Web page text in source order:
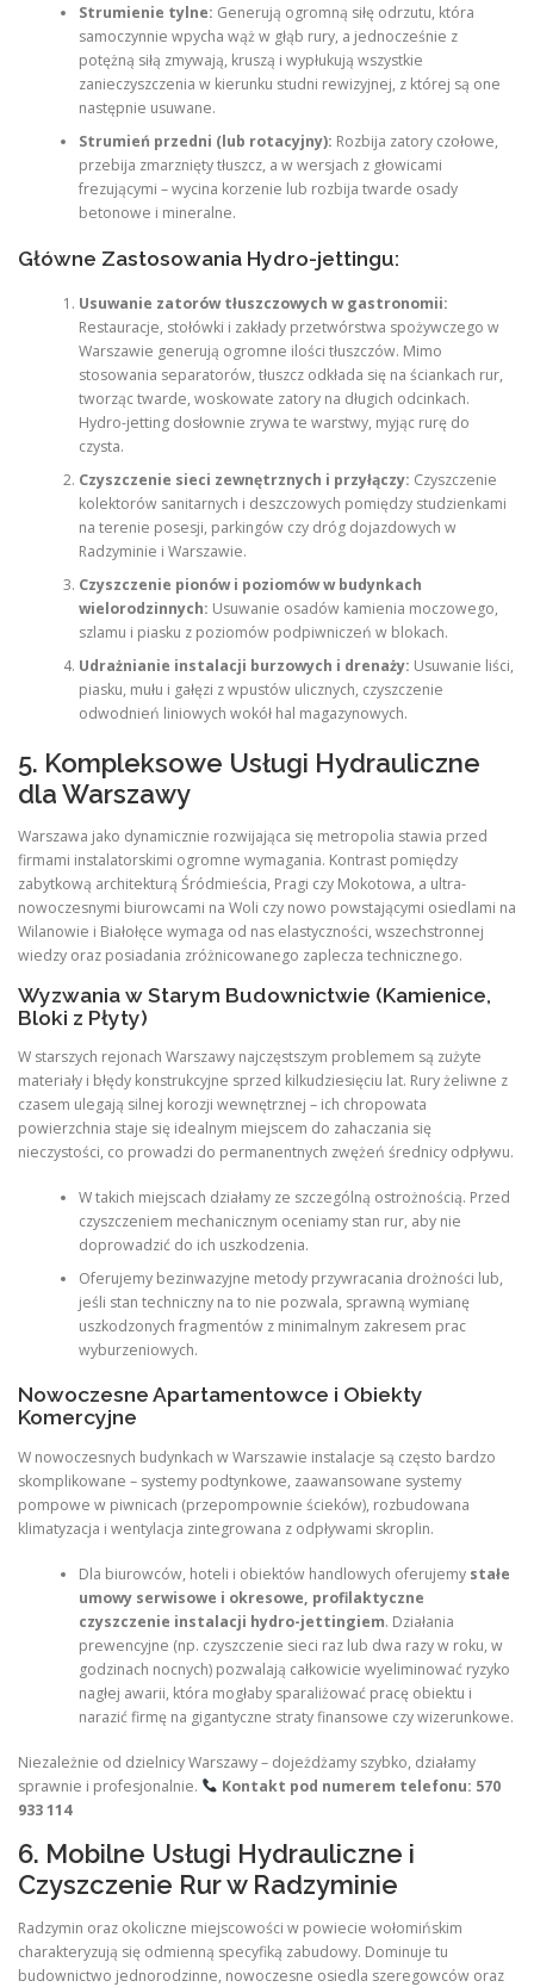
Strumienie tylne: Generują ogromną siłę odrzutu, która
samoczynnie wpycha wąż w głąb rury, a jednocześnie z
potężną siłą zmywają, kruszą i wypłukują wszystkie
zanieczyszczenia w kierunku studni rewizyjnej, z której są one
następnie usuwane.
Strumień przedni (lub rotacyjny): Rozbija zatory czołowe,
przebija zmarznięty tłuszcz, a w wersjach z głowicami
frezującymi – wycina korzenie lub rozbija twarde osady
betonowe i mineralne.
Główne Zastosowania Hydro-jettingu:
Usuwanie zatorów tłuszczowych w gastronomii:
Restauracje, stołówki i zakłady przetwórstwa spożywczego w
Warszawie generują ogromne ilości tłuszczów. Mimo
stosowania separatorów, tłuszcz odkłada się na ściankach rur,
tworząc twarde, woskowate zatory na długich odcinkach.
Hydro-jetting dosłownie zrywa te warstwy, myjąc rurę do
czysta.
Czyszczenie sieci zewnętrznych i przyłączy: Czyszczenie
kolektorów sanitarnych i deszczowych pomiędzy studzienkami
na terenie posesji, parkingów czy dróg dojazdowych w
Radzyminie i Warszawie.
Czyszczenie pionów i poziomów w budynkach
wielorodzinnych: Usuwanie osadów kamienia moczowego,
szlamu i piasku z poziomów podpiwniczeń w blokach.
Udrażnianie instalacji burzowych i drenaży: Usuwanie liści,
piasku, mułu i gałęzi z wpustów ulicznych, czyszczenie
odwodnień liniowych wokół hal magazynowych.
5. Kompleksowe Usługi Hydrauliczne
dla Warszawy
Warszawa jako dynamicznie rozwijająca się metropolia stawia przed
firmami instalatorskimi ogromne wymagania. Kontrast pomiędzy
zabytkową architekturą Śródmieścia, Pragi czy Mokotowa, a ultra-
nowoczesnymi biurowcami na Woli czy nowo powstającymi osiedlami na
Wilanowie i Białołęce wymaga od nas elastyczności, wszechstronnej
wiedzy oraz posiadania zróżnicowanego zaplecza technicznego.
Wyzwania w Starym Budownictwie (Kamienice,
Bloki z Płyty)
W starszych rejonach Warszawy najczęstszym problemem są zużyte
materiały i błędy konstrukcyjne sprzed kilkudziesięciu lat. Rury żeliwne z
czasem ulegają silnej korozji wewnętrznej – ich chropowata
powierzchnia staje się idealnym miejscem do zahaczania się
nieczystości, co prowadzi do permanentnych zwężeń średnicy odpływu.
W takich miejscach działamy ze szczególną ostrożnością. Przed
czyszczeniem mechanicznym oceniamy stan rur, aby nie
doprowadzić do ich uszkodzenia.
Oferujemy bezinwazyjne metody przywracania drożności lub,
jeśli stan techniczny na to nie pozwala, sprawną wymianę
uszkodzonych fragmentów z minimalnym zakresem prac
wyburzeniowych.
Nowoczesne Apartamentowce i Obiekty
Komercyjne
W nowoczesnych budynkach w Warszawie instalacje są często bardzo
skomplikowane – systemy podtynkowe, zaawansowane systemy
pompowe w piwnicach (przepompownie ścieków), rozbudowana
klimatyzacja i wentylacja zintegrowana z odpływami skroplin.
Dla biurowców, hoteli i obiektów handlowych oferujemy stałe
umowy serwisowe i okresowe, profilaktyczne
czyszczenie instalacji hydro-jettingiem. Działania
prewencyjne (np. czyszczenie sieci raz lub dwa razy w roku, w
godzinach nocnych) pozwalają całkowicie wyeliminować ryzyko
nagłej awarii, która mogłaby sparaliżować pracę obiektu i
narazić firmę na gigantyczne straty finansowe czy wizerunkowe.
Niezależnie od dzielnicy Warszawy – dojeżdżamy szybko, działamy
sprawnie i profesjonalnie.
Kontakt pod numerem telefonu: 570
933 114
6. Mobilne Usługi Hydrauliczne i
Czyszczenie Rur w Radzyminie
Radzymin oraz okoliczne miejscowości w powiecie wołomińskim
charakteryzują się odmienną specyfiką zabudowy. Dominuje tu
budownictwo jednorodzinne, nowoczesne osiedla szeregowców oraz